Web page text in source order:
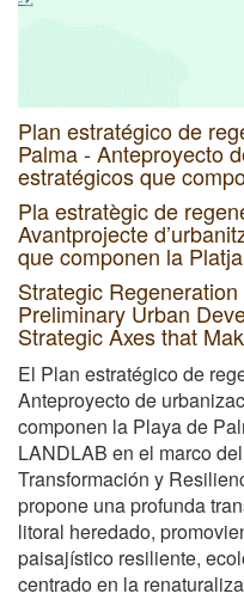
Plan estratégico de
Palma - Anteproyecto
estratégicos que
Pla estratègic de
Avantprojecte
que componen la
Strategic
Preliminary Urban
Strategic Axes that
El Plan estratégico de
Anteproyecto de
componen la Playa de
LANDLAB en el marco
Transformación y
propone una profunda
litoral heredado,
paisajístico resiliente,
centrado en la